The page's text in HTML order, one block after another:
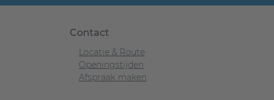
Contact
Locatie & Route
Openingstijden
Afspraak maken